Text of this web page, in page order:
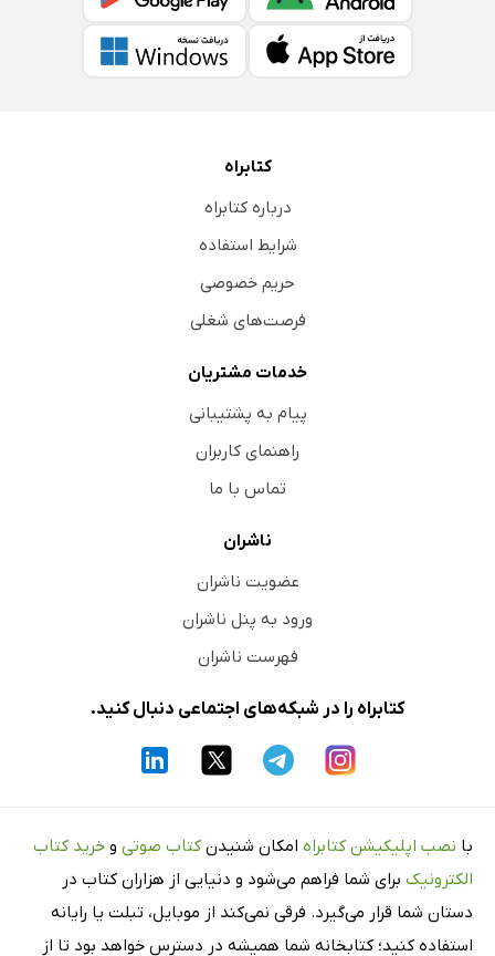
کتابراه
درباره کتابراه
شرایط استفاده
حریم خصوصی
فرصت‌های شغلی
خدمات مشتریان
پیام به پشتیبانی
راهنمای کاربران
تماس با ما
ناشران
عضویت ناشران
ورود به پنل ناشران
فهرست ناشران
کتابراه را در شبکه‌های اجتماعی دنبال کنید.
با نصب اپلیکیشن کتابراه امکان شنیدن کتاب صوتی و خرید کتاب
الکترونیک برای شما فراهم می‌شود و دنیایی از هزاران کتاب در
دستان شما قرار می‌گیرد. فرقی نمی‌کند از موبایل، تبلت یا رایانه
استفاده کنید؛ کتابخانه شما همیشه در دسترس خواهد بود تا از